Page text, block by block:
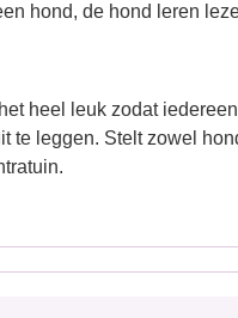
hond, de hond leren
heel leuk zodat
te leggen. Stelt zowel